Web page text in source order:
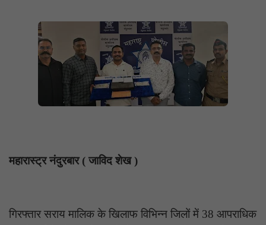
महारास्ट्र नंदुरबार ( जाविद शेख )
गिरफ्तार सराय मालिक के खिलाफ विभिन्न जिलों में 38 आपराधिक